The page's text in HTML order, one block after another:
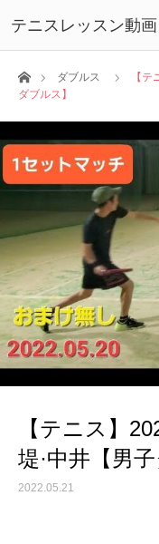
テニスレッスン動
ホームダブルス
【
ダブルス】
【テニス】
堤·中井【男
2022.05.21